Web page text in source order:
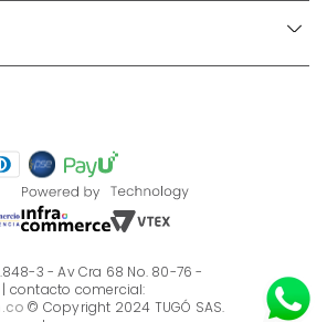
y restricciones para productos
y restricciones Tugó S.A.S
de muebles
+
Tugó?
3 - Av Cra 68 No. 80-76 -
contacto comercial:
© Copyright 2024 TUGÓ SAS.